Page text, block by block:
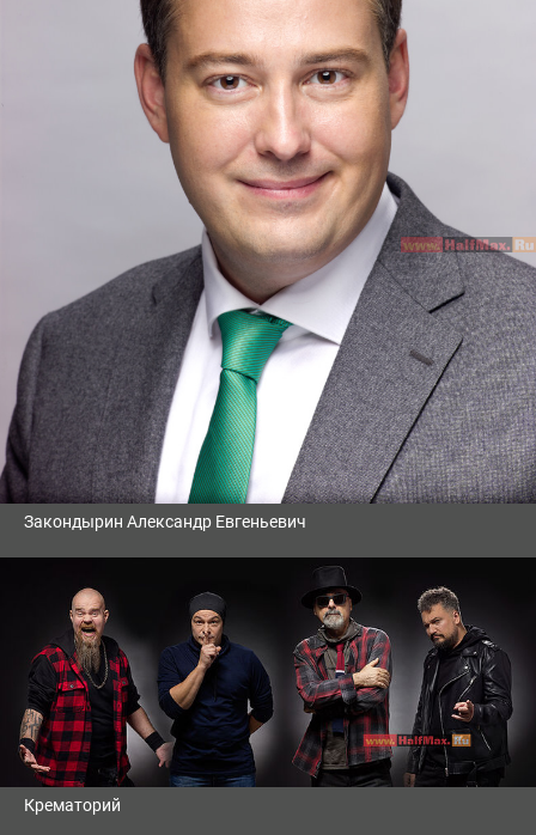
Закондырин Александр Евгеньевич
Крематорий